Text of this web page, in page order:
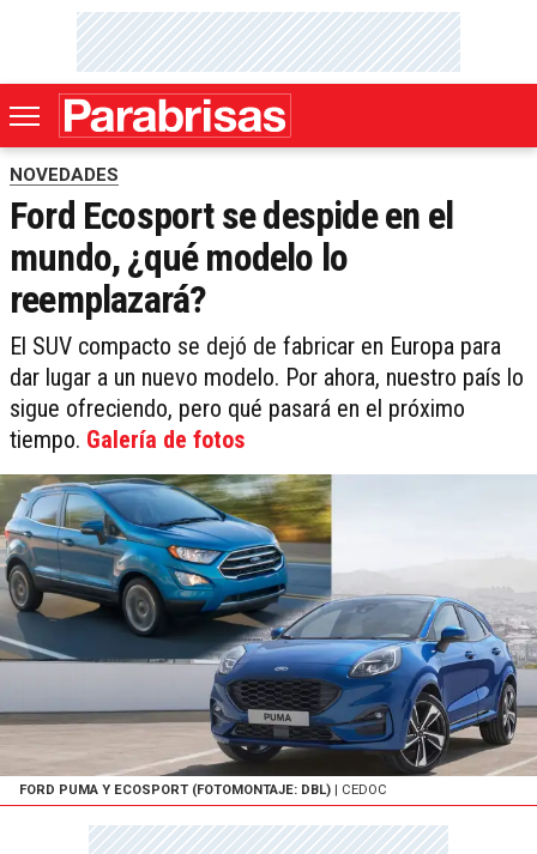
NOVEDADES
Ford Ecosport se despide en el
mundo, ¿qué modelo lo
reemplazará?
El SUV compacto se dejó de fabricar en Europa para
dar lugar a un nuevo modelo. Por ahora, nuestro país lo
sigue ofreciendo, pero qué pasará en el próximo
tiempo. Galería de fotos
FORD PUMA Y ECOSPORT (FOTOMONTAJE: DBL) | CEDOC